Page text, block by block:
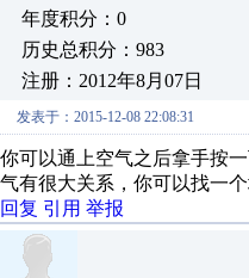
年度积分：0
历史总积分：983
注册：2012年8月07日
发表于：2015-12-08 22:08:31
你可以通上空气之后拿手按
气有很大关系，你可以找一
回复 引用 举报